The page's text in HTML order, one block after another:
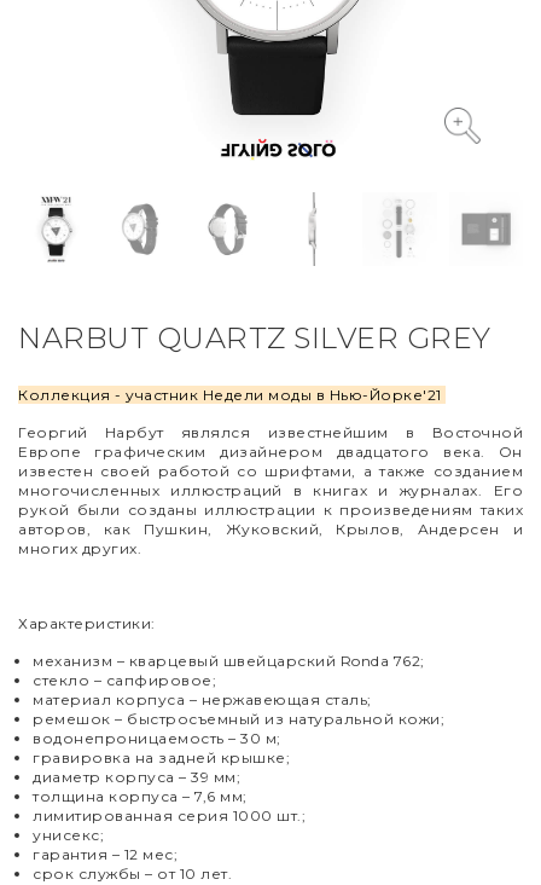
NARBUT QUARTZ SILVER GREY
Коллекция - участник Недели моды в Нью-Йорке'21
Георгий Нарбут являлся известнейшим в Восточной
Европе графическим дизайнером двадцатого века. Он
известен своей работой со шрифтами, а также созданием
многочисленных иллюстраций в книгах и журналах. Его
рукой были созданы иллюстрации к произведениям таких
авторов, как Пушкин, Жуковский, Крылов, Андерсен и
многих других.
Характеристики:
механизм – кварцевый швейцарский Ronda 762;
стекло – сапфировое;
материал корпуса – нержавеющая сталь;
ремешок – быстросъемный из натуральной кожи;
водонепроницаемость – 30 м;
гравировка на задней крышке;
диаметр корпуса – 39 мм;
толщина корпуса – 7,6 мм;
лимитированная серия 1000 шт.;
унисекс;
гарантия – 12 мес;
срок службы – от 10 лет.